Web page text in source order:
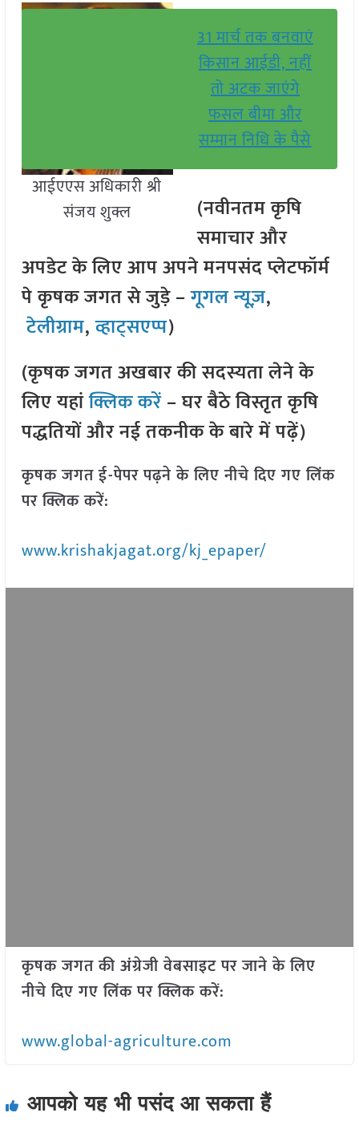
आईएएस अधिकारी श्री
संजय शुक्ल
31 मार्च तक बनवाएं
किसान आईडी, नहीं
तो अटक जाएंगे
फसल बीमा और
सम्मान निधि के पैसे
(नवीनतम कृषि
समाचार और
अपडेट के लिए आप अपने मनपसंद प्लेटफॉर्म
पे कृषक जगत से जुड़े –गूगल न्यूज़,
टेलीग्राम,व्हाट्सएप्प)
(कृषक जगत अखबार की सदस्यता लेने के
लिए यहांक्लिक करें– घर बैठे विस्तृत कृषि
पद्धतियों और नई तकनीक के बारे में पढ़ें)
कृषक जगत ई-पेपर पढ़ने के लिए नीचे दिए गए लिंक
पर क्लिक करें:
www.krishakjagat.org/kj_epaper/
कृषक जगत की अंग्रेजी वेबसाइट पर जाने के लिए
नीचे दिए गए लिंक पर क्लिक करें:
www.global-agriculture.com
आपको यह भी पसंद आ सकता हैं